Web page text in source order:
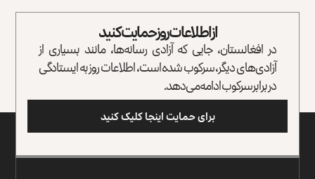
از اطلاعات روز حمایت کنید
در افغانستان، جایی که آزادی رسانه‌ها، مانند بسیاری از
آزادی‌های دیگر، سرکوب شده است، اطلاعات روز به ایستادگی
در برابر سرکوب ادامه می‌دهد.
برای حمایت اینجا کلیک کنید